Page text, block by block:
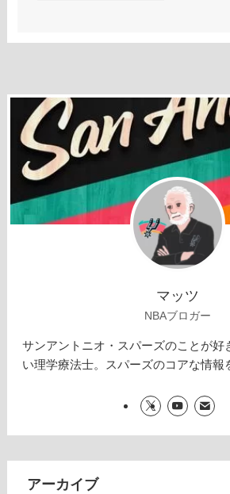
マッツ
NBAブロガー
サンアントニオ・スパーズのことが好
い理学療法士。スパーズのコアな情報
アーカイブ